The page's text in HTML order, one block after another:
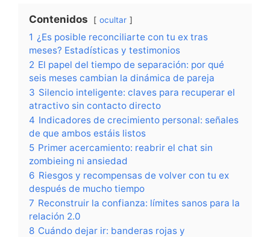
Contenidos ocultar
1 ¿Es posible reconciliarte con tu ex tras
meses? Estadísticas y testimonios
2 El papel del tiempo de separación: por qué
seis meses cambian la dinámica de pareja
3 Silencio inteligente: claves para recuperar el
atractivo sin contacto directo
4 Indicadores de crecimiento personal: señales
de que ambos estáis listos
5 Primer acercamiento: reabrir el chat sin
zombieing ni ansiedad
6 Riesgos y recompensas de volver con tu ex
después de mucho tiempo
7 Reconstruir la confianza: límites sanos para la
relación 2.0
8 Cuándo dejar ir: banderas rojas y